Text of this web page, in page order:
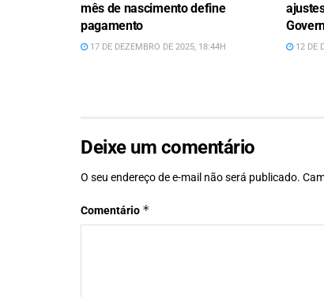
mês de nascimento define
pagamento
17 DE DEZEMBRO DE 2025, 18:44H 12 DE
Deixe um comentário
O seu endereço de e-mail não será publicado.
Comentário *